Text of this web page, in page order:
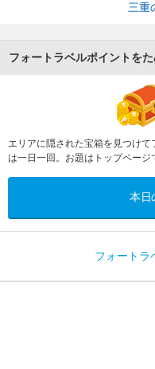
三重
フォートラベルポイントをた
エリアに隠された宝箱を見つけ
は一日一回。お題はトップページ
本日
フォートラ